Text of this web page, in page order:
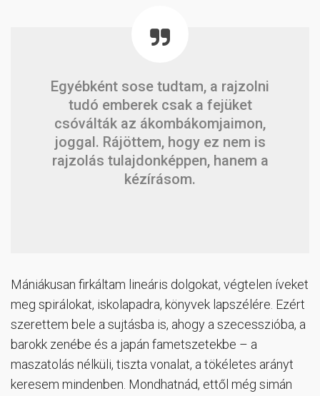
Egyébként sose tudtam, a rajzolni
tudó emberek csak a fejüket
csóválták az ákombákomjaimon,
joggal. Rájöttem, hogy ez nem is
rajzolás tulajdonképpen, hanem a
kézírásom.
Mániákusan firkáltam lineáris dolgokat, végtelen íveket
meg spirálokat, iskolapadra, könyvek lapszélére. Ezért
szerettem bele a sujtásba is, ahogy a szecesszióba, a
barokk zenébe és a japán fametszetekbe – a
maszatolás nélküli, tiszta vonalat, a tökéletes arányt
keresem mindenben. Mondhatnád, ettől még simán